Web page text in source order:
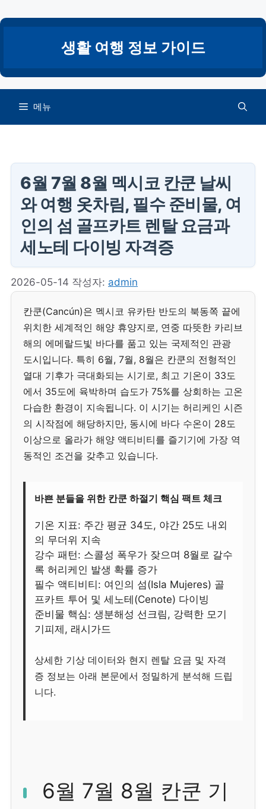
텐
건
너
생활 여행 정보 가이드
메뉴
6월 7월 8월 멕시코 칸쿤 날씨
와 여행 옷차림, 필수 준비물, 여
인의 섬 골프카트 렌탈 요금과
세노테 다이빙 자격증
2026-05-14 작성자: admin
칸쿤(Cancún)은 멕시코 유카탄 반도의 북동쪽 끝에
위치한 세계적인 해양 휴양지로, 연중 따뜻한 카리브
해의 에메랄드빛 바다를 품고 있는 국제적인 관광
도시입니다. 특히 6월, 7월, 8월은 칸쿤의 전형적인
열대 기후가 극대화되는 시기로, 최고 기온이 33도
에서 35도에 육박하며 습도가 75%를 상회하는 고온
다습한 환경이 지속됩니다. 이 시기는 허리케인 시즌
의 시작점에 해당하지만, 동시에 바다 수온이 28도
이상으로 올라가 해양 액티비티를 즐기기에 가장 역
동적인 조건을 갖추고 있습니다.
바쁜 분들을 위한 칸쿤 하절기 핵심 팩트 체크
기온 지표: 주간 평균 34도, 야간 25도 내외
의 무더위 지속
강수 패턴: 스콜성 폭우가 잦으며 8월로 갈수
록 허리케인 발생 확률 증가
필수 액티비티: 여인의 섬(Isla Mujeres) 골
프카트 투어 및 세노테(Cenote) 다이빙
준비물 핵심: 생분해성 선크림, 강력한 모기
기피제, 래시가드
상세한 기상 데이터와 현지 렌탈 요금 및 자격
증 정보는 아래 본문에서 정밀하게 분석해 드립
니다.
6월 7월 8월 칸쿤 기